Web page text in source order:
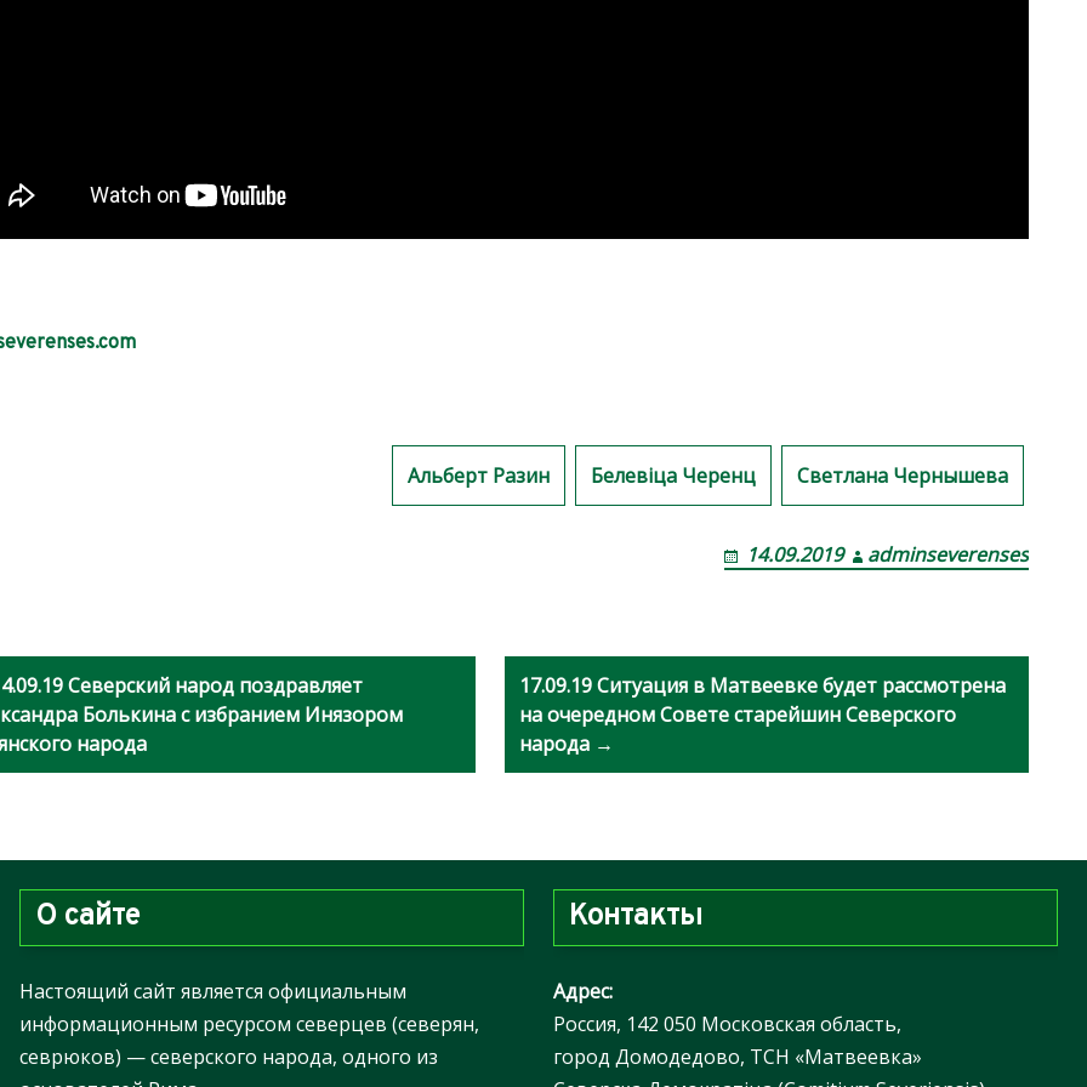
Альберт Разин Белевiца Черенц Светлана Чернышева
14.09.2019 adminseverenses
17.09.19 Ситуация в Матвеевке будет рассмотрена
на очередном Совете старейшин Северского
народа →
Северский народ поздравляет
Болькина с избранием Инязором
народа
О сайте
Настоящий сайт является официальным
информационным ресурсом северцев (северян,
севрюков) — северского народа, одного из
Контакты
Адрес:
Россия, 142 050 Московская область,
город Домодедово, ТСН «Матвеевка»